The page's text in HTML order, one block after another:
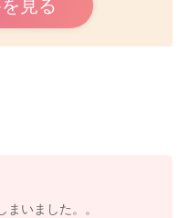
されるのもいいと思い
で暑くなってきてから
見る
まいました。。